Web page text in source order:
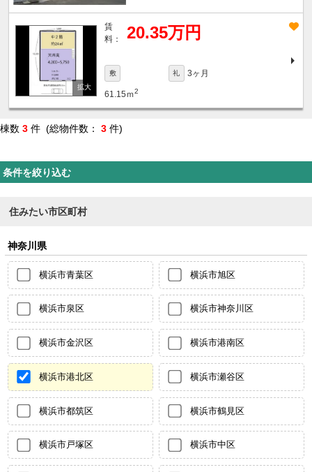
賃
料：
20.35万円
敷 礼 3ヶ月
61.15ｍ2
棟数 3 件 (総物件数： 3 件)
条件を絞り込む
住みたい市区町村
神奈川県
横浜市青葉区 横浜市旭区
横浜市泉区 横浜市神奈川区
横浜市金沢区 横浜市港南区
横浜市港北区 横浜市瀬谷区
横浜市都筑区 横浜市鶴見区
横浜市戸塚区 横浜市中区